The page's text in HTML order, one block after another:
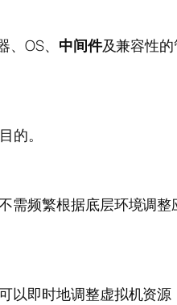
OS、 中间件及兼容性
的。
频繁根据底层环境调
即时地调整虚拟机资